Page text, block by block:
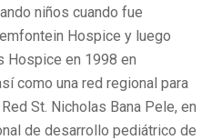
niños cuando fue
Hospice y luego
Hospice en 1998 en
como una red regional para
St. Nicholas Bana Pele, en
de desarrollo pediátrico de